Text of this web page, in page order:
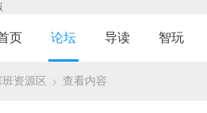
页 论坛 导读 智玩
班资源区 查看内容